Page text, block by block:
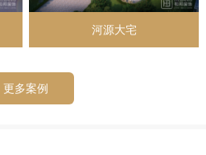
河源大宅
更多案例